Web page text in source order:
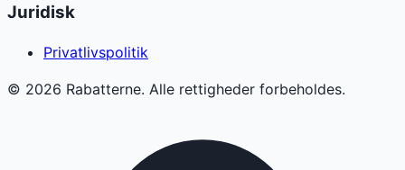
Juridisk
Privatlivspolitik
© 2026 Rabatterne. Alle rettigheder forbeholdes.